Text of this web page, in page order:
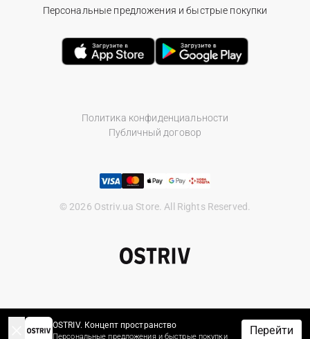
Политика конфиденциальности
Публичный договор
© 2026 Ostriv.ua Store. All Rights Reserved.
Персональные предложения и быстрые покупки
OSTRIV. Концепт пространство
Персональные предложения и быстрые покупки Перейти